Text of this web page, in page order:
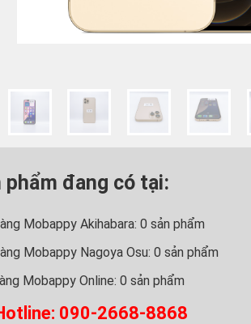
phẩm đang có tại:
Mobappy Akihabara: 0 sản phẩm
Mobappy Nagoya Osu: 0 sản phẩm
Mobappy Online: 0 sản phẩm
090-2668-8868